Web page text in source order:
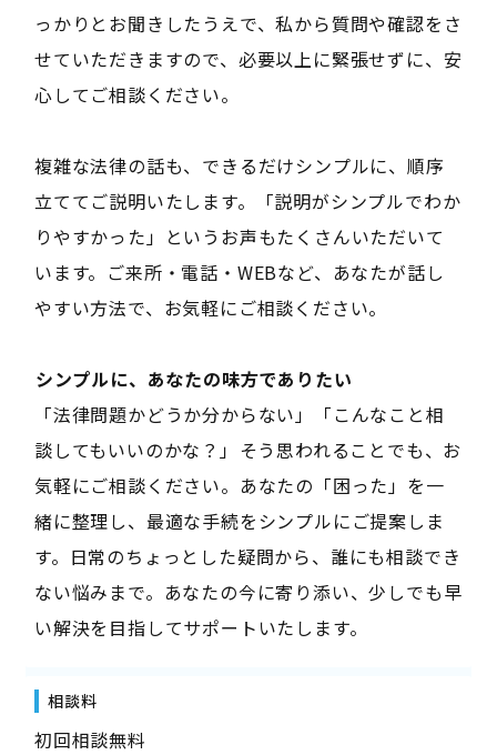
っかりとお聞きしたうえで、私から質問や確認をさ
せていただきますので、必要以上に緊張せずに、安
心してご相談ください。
複雑な法律の話も、できるだけシンプルに、順序
立ててご説明いたします。「説明がシンプルでわか
りやすかった」というお声もたくさんいただいて
います。ご来所・電話・WEBなど、あなたが話し
やすい方法で、お気軽にご相談ください。
――シンプルに、あなたの味方でありたい――
「法律問題かどうか分からない」「こんなこと相
談してもいいのかな？」――そう思われることでも、お
気軽にご相談ください。あなたの「困った」を一
緒に整理し、最適な手続をシンプルにご提案しま
す。日常のちょっとした疑問から、誰にも相談でき
ない悩みまで。あなたの今に寄り添い、少しでも早
い解決を目指してサポートいたします。
相談料
初回相談無料